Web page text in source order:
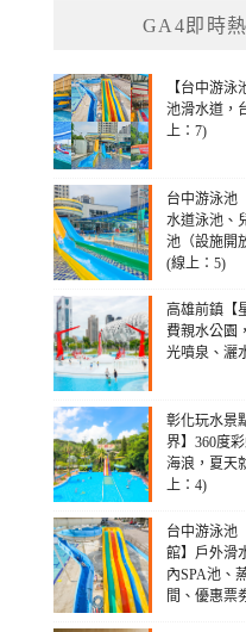
GA4即時
【台中游
池滑水道，
上：7)
台中游泳池
水道泳池、
池（設施開
(線上：5)
高雄前鎮【
費親水公園
光噴泉、灑
彰化玩水景
界】360度
海浪，夏天
上：4)
台中游泳池
館】戶外滑
內SPA池、
間、優惠票